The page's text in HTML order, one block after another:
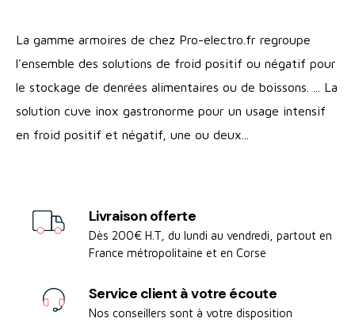
La gamme armoires de chez Pro-electro.fr regroupe
l'ensemble des solutions de froid positif ou négatif pour
le stockage de denrées alimentaires ou de boissons. ... La
solution cuve inox gastronorme pour un usage intensif
en froid positif et négatif, une ou deux...
Livraison offerte
Dès 200€ H.T, du lundi au vendredi, partout en
France métropolitaine et en Corse
Service client à votre écoute
Nos conseillers sont à votre disposition